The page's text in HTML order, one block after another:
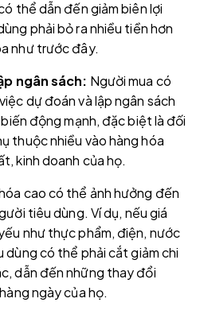
thể dẫn đến giảm biên lợi
phải bỏ ra nhiều tiền hơn
như trước đây.
ngân sách: Người mua có
dự đoán và lập ngân sách
động mạnh, đặc biệt là đối
thuộc nhiều vào hàng hóa
kinh doanh của họ.
cao có thể ảnh hưởng đến
tiêu dùng. Ví dụ, nếu giá
như thực phẩm, điện, nước
có thể phải cắt giảm chi
dẫn đến những thay đổi
ngày của họ.